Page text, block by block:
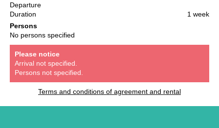
Departure
Duration
1 week
Persons
No persons specified
Please notice
Arrival not specified.
Persons not specified.
Terms and conditions of agreement and rental